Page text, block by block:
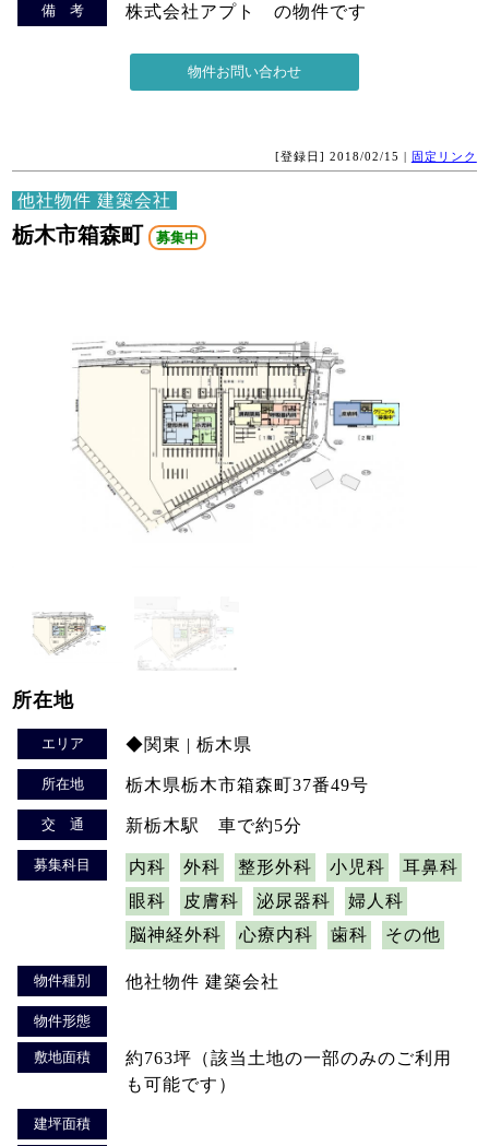
備 考 株式会社アプト の物件です
[登録日] 2018/02/15 | 固定リンク
他社物件 建築会社
栃木市箱森町 募集中
所在地
エリア ◆関東 | 栃木県
所在地 栃木県栃木市箱森町37番49号
交 通 新栃木駅 車で約5分
募集科目 内科 外科 整形外科 小児科
耳鼻科
眼科
皮膚科 泌尿器科
婦人科
脳神経外科
心療内科 歯科 その他
物件種別 他社物件 建築会社
物件形態
敷地面積
約763坪（該当土地の一部のみのご利用
も可能です）
建坪面積